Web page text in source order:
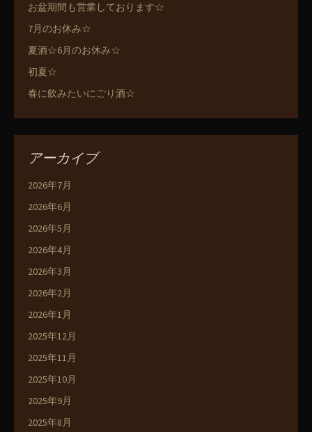
お盆期間も営業しております☆
7月のお休み☆
夏酒☆6月のお休み☆
初夏☆
春に飲みたいにごり酒☆
アーカイブ
2026年7月
2026年6月
2026年5月
2026年4月
2026年3月
2026年2月
2026年1月
2025年12月
2025年11月
2025年10月
2025年9月
2025年8月